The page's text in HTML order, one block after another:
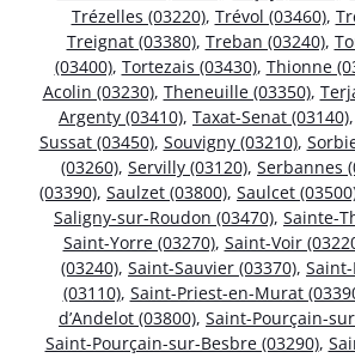
Trézelles (03220), Trévol (03460),
Treignat (03380), Treban (03240),
(03400), Tortezais (03430), Thionne
Acolin (03230), Theneuille (03350),
Argenty (03410), Taxat-Senat (03140),
Sussat (03450), Souvigny (03210),
(03260), Servilly (03120), Serbannes
(03390), Saulzet (03800), Saulcet
Saligny-sur-Roudon (03470), Sainte-
Saint-Yorre (03270), Saint-Voir
(03240), Saint-Sauvier (03370),
(03110), Saint-Priest-en-Murat
d’Andelot (03800), Saint-Pourçain-
Saint-Pourçain-sur-Besbre (03290),